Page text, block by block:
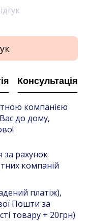
Консультація
компанією
до дому,
за рахунок
компаній
платіж),
Пошти за
товару + 20грн)